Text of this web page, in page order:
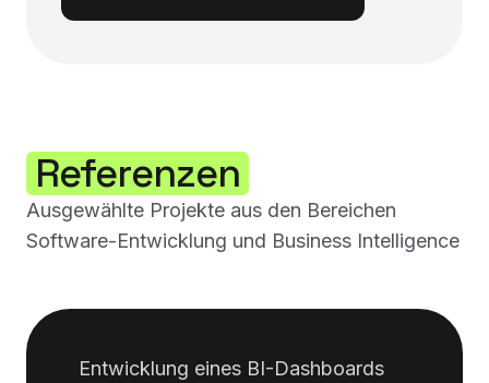
Referenzen
Ausgewählte Projekte aus den Bereichen
Software-Entwicklung und Business Intelligence
Entwicklung eines BI-Dashboards